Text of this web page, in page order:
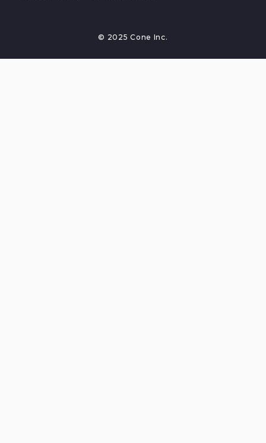
© 2025 Cone Inc.